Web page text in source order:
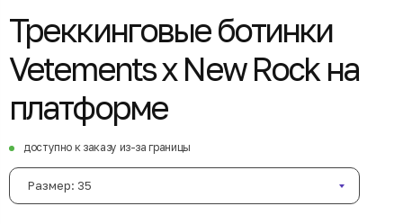
Треккинговые ботинки
Vetements x New Rock на
платформе
доступно к заказу из-за границы
Размер: 35